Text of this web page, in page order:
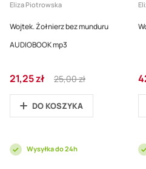
Eliza Piotrowska
Wojtek. Żołnierz bez munduru
AUDIOBOOK mp3
Cena
promocyjna
21,25 zł
Regular
Price
25,00 zł
DO KOSZYKA
Wysyłka do 24h